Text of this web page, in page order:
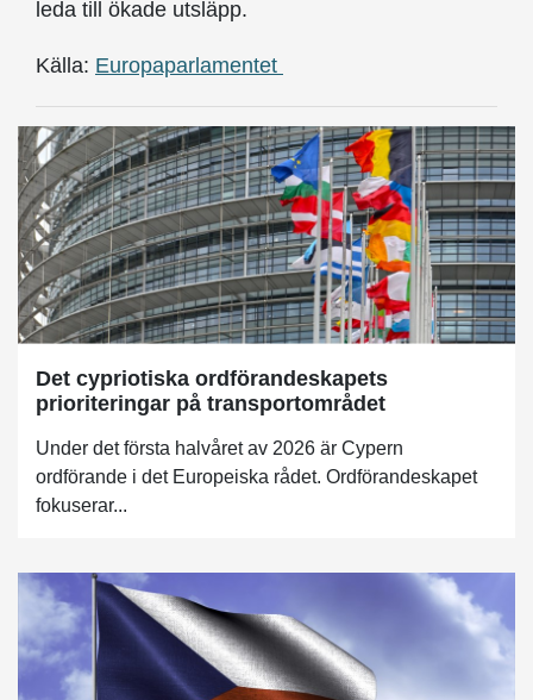
leda till ökade utsläpp.
Källa: Europaparlamentet
Det cypriotiska ordförandeskapets
prioriteringar på transportområdet
Under det första halvåret av 2026 är Cypern
ordförande i det Europeiska rådet. Ordförandeskapet
fokuserar...